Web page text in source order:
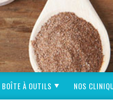
BOÎTE À OUTILS NOS